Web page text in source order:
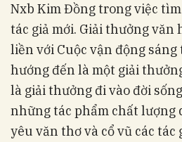
Nxb Kim Đồng trong việc
tác giả mới. Giải thưởng văn
liền với Cuộc vận động
hướng đến là một giải
là giải thưởng đi vào đời
những tác phẩm chất lượng
yêu văn thơ và cổ vũ các tác